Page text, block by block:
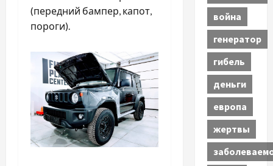
(передний бампер, капот,
пороги).
война
генератор
гибель
деньги
европа
жертвы